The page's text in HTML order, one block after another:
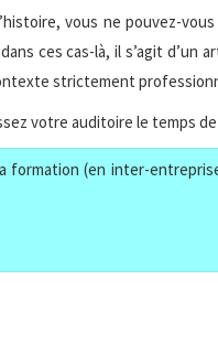
vous ne pouvez-
ces cas-là, il s’agit d’un
strictement
votre auditoire le temps
formation (en inter-